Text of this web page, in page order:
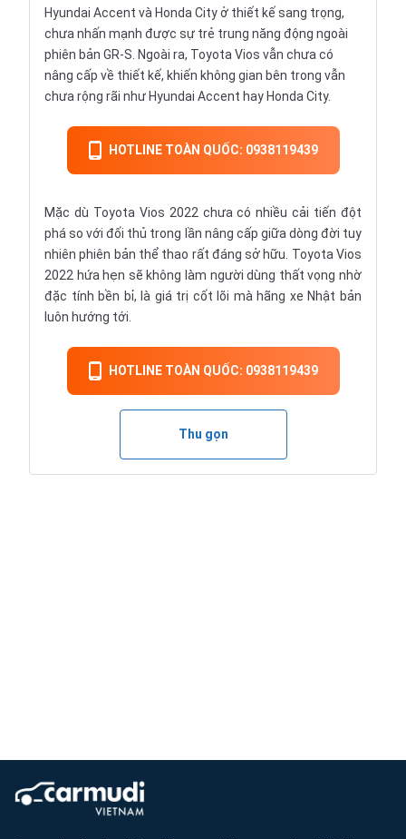
Hyundai Accent và Honda City ở thiết kế sang trọng,
chưa nhấn mạnh được sự trẻ trung năng động ngoài
phiên bản GR-S. Ngoài ra, Toyota Vios vẫn chưa có
nâng cấp về thiết kế, khiến không gian bên trong vẫn
chưa rộng rãi như Hyundai Accent hay Honda City.
HOTLINE TOÀN QUỐC: 0938119439
Mặc dù Toyota Vios 2022 chưa có nhiều cải tiến đột
phá so với đối thủ trong lần nâng cấp giữa dòng đời tuy
nhiên phiên bản thể thao rất đáng sở hữu. Toyota Vios
2022 hứa hẹn sẽ không làm người dùng thất vọng nhờ
đặc tính bền bỉ, là giá trị cốt lõi mà hãng xe Nhật bản
luôn hướng tới.
HOTLINE TOÀN QUỐC: 0938119439
Thu gọn